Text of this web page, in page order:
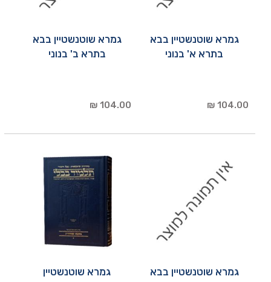
גמרא שוטנשטיין בבא
בתרא א' בנוני
104.00 ₪
גמרא שוטנשטיין בבא
בתרא ב' בנוני
104.00 ₪
גמרא שוטנשטיין בבא
גמרא שוטנשטיין